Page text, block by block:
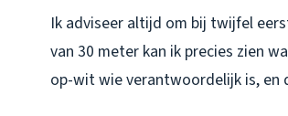
Ik adviseer altijd om bij twijfel
van 30 meter kan ik precies zien
op-wit wie verantwoordelijk is, en